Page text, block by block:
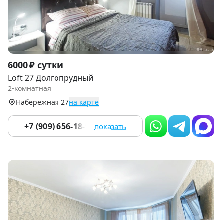
Item
1
of
6000 ₽ сутки
Loft 27 Долгопрудный
2-комнатная
Набережная 27на карте
+7 (909) 656-18-92 показать